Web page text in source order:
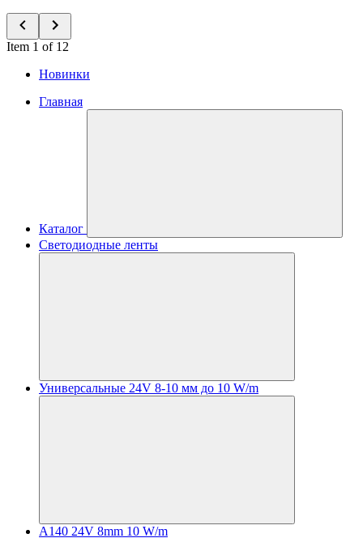
Item 1 of 12
Новинки
Главная
Каталог
Светодиодные ленты
Универсальные 24V 8-10 мм до 10 W/m
A140 24V 8mm 10 W/m